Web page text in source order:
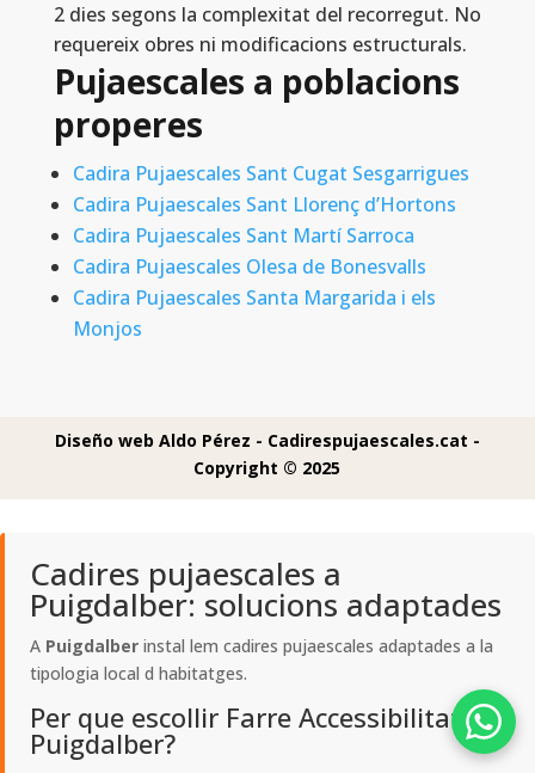
2 dies segons la complexitat del recorregut. No
requereix obres ni modificacions estructurals.
Pujaescales a poblacions
properes
Cadira Pujaescales Sant Cugat Sesgarrigues
Cadira Pujaescales Sant Llorenç d’Hortons
Cadira Pujaescales Sant Martí Sarroca
Cadira Pujaescales Olesa de Bonesvalls
Cadira Pujaescales Santa Margarida i els
Monjos
Diseño web Aldo Pérez - Cadirespujaescales.cat -
Copyright © 2025
Cadires pujaescales a
Puigdalber: solucions adaptades
A Puigdalber instal lem cadires pujaescales adaptades a la
tipologia local d habitatges.
Per que escollir Farre Accessibilitat a
Puigdalber?